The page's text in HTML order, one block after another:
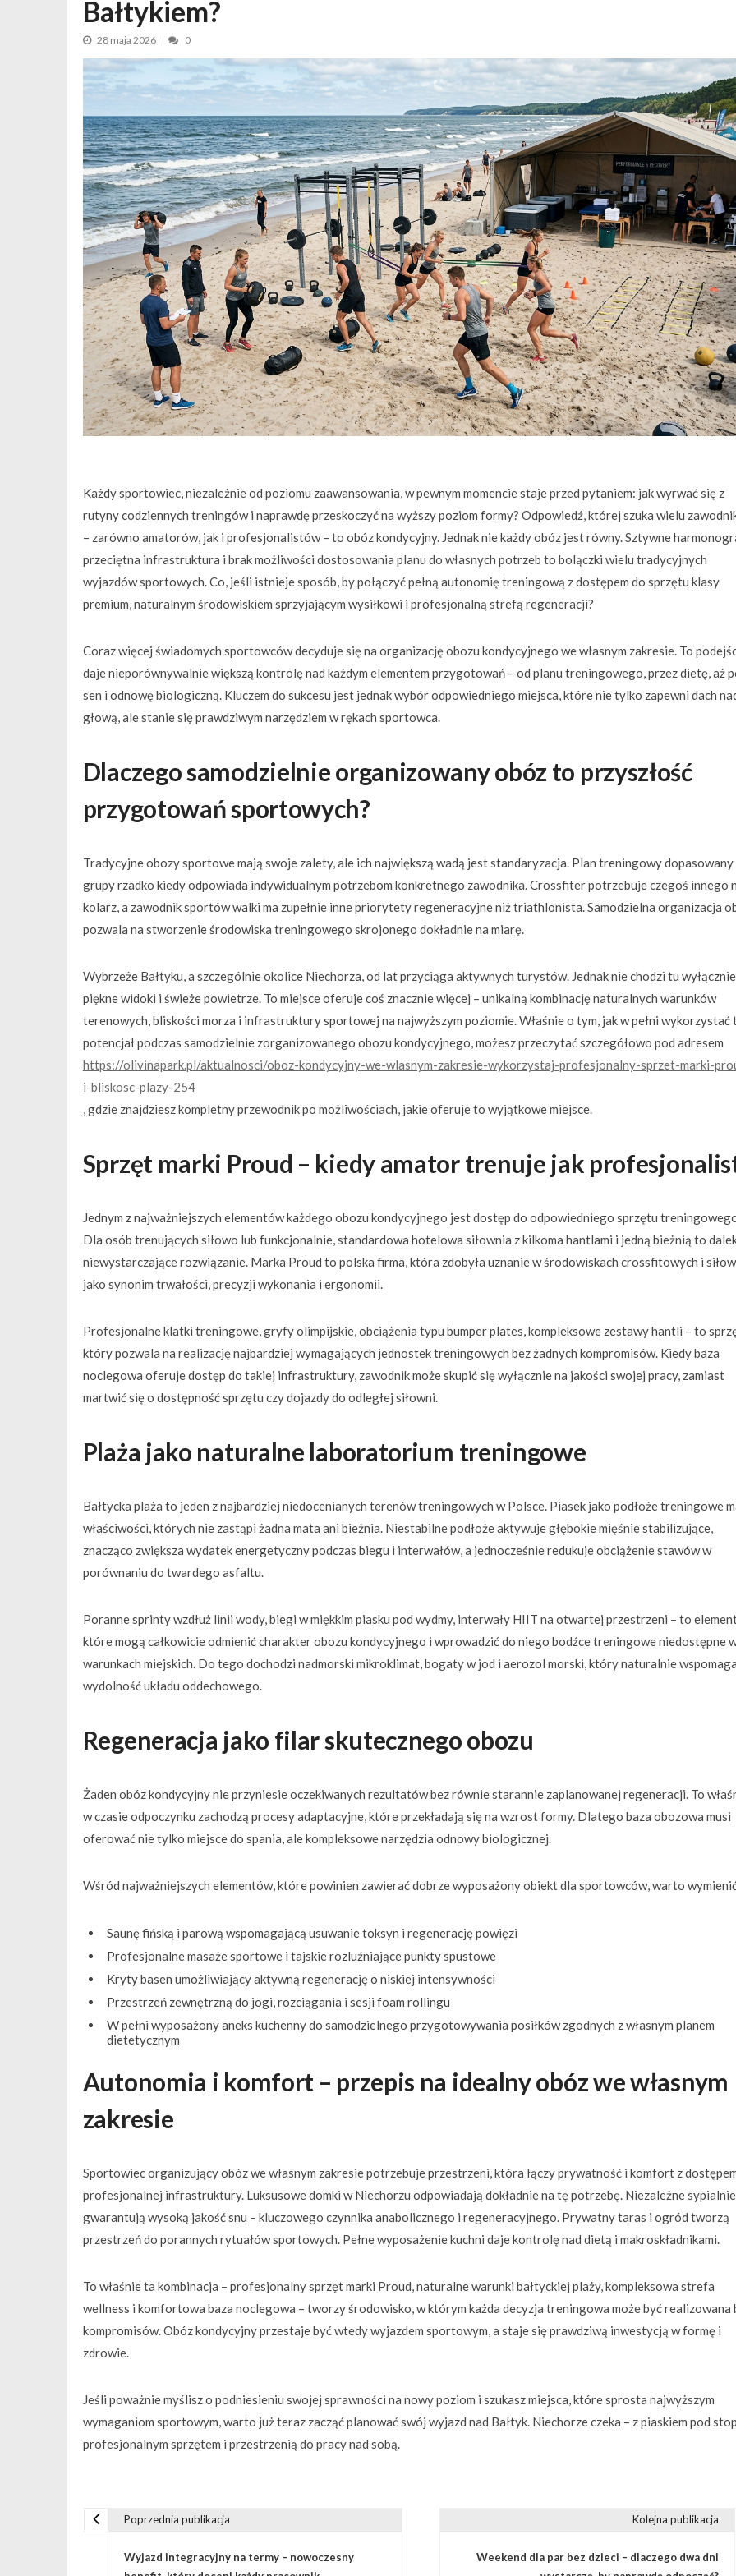
Bałtykiem?
28 maja 2026 0
Każdy sportowiec, niezależnie od poziomu zaawansowania, w pewnym momencie staje przed pytaniem: jak wyrwać się z
rutyny codziennych treningów i naprawdę przeskoczyć na wyższy poziom formy? Odpowiedź, której szuka wielu
– zarówno amatorów, jak i profesjonalistów – to obóz kondycyjny. Jednak nie każdy obóz jest równy. Sztywne
przeciętna infrastruktura i brak możliwości dostosowania planu do własnych potrzeb to bolączki wielu tradycyjnych
wyjazdów sportowych. Co, jeśli istnieje sposób, by połączyć pełną autonomię treningową z dostępem do sprzętu klasy
premium, naturalnym środowiskiem sprzyjającym wysiłkowi i profesjonalną strefą regeneracji?
Coraz więcej świadomych sportowców decyduje się na organizację obozu kondycyjnego we własnym zakresie. To
daje nieporównywalnie większą kontrolę nad każdym elementem przygotowań – od planu treningowego, przez dietę, aż
sen i odnowę biologiczną. Kluczem do sukcesu jest jednak wybór odpowiedniego miejsca, które nie tylko zapewni dach
głową, ale stanie się prawdziwym narzędziem w rękach sportowca.
Dlaczego samodzielnie organizowany obóz to przyszłość
przygotowań sportowych?
Tradycyjne obozy sportowe mają swoje zalety, ale ich największą wadą jest standaryzacja. Plan treningowy dopasowany
grupy rzadko kiedy odpowiada indywidualnym potrzebom konkretnego zawodnika. Crossfiter potrzebuje czegoś innego
kolarz, a zawodnik sportów walki ma zupełnie inne priorytety regeneracyjne niż triathlonista. Samodzielna organizacja
pozwala na stworzenie środowiska treningowego skrojonego dokładnie na miarę.
Wybrzeże Bałtyku, a szczególnie okolice Niechorza, od lat przyciąga aktywnych turystów. Jednak nie chodzi tu
piękne widoki i świeże powietrze. To miejsce oferuje coś znacznie więcej – unikalną kombinację naturalnych warunków
terenowych, bliskości morza i infrastruktury sportowej na najwyższym poziomie. Właśnie o tym, jak w pełni wykorzystać
potencjał podczas samodzielnie zorganizowanego obozu kondycyjnego, możesz przeczytać szczegółowo pod adresem
https://olivinapark.pl/aktualnosci/oboz-kondycyjny-we-wlasnym-zakresie-wykorzystaj-profesjonalny-sprzet-marki-
i-bliskosc-plazy-254
, gdzie znajdziesz kompletny przewodnik po możliwościach, jakie oferuje to wyjątkowe miejsce.
Sprzęt marki Proud – kiedy amator trenuje jak
Jednym z najważniejszych elementów każdego obozu kondycyjnego jest dostęp do odpowiedniego sprzętu
Dla osób trenujących siłowo lub funkcjonalnie, standardowa hotelowa siłownia z kilkoma hantlami i jedną bieżnią to
niewystarczające rozwiązanie. Marka Proud to polska firma, która zdobyła uznanie w środowiskach crossfitowych i
jako synonim trwałości, precyzji wykonania i ergonomii.
Profesjonalne klatki treningowe, gryfy olimpijskie, obciążenia typu bumper plates, kompleksowe zestawy hantli – to
który pozwala na realizację najbardziej wymagających jednostek treningowych bez żadnych kompromisów. Kiedy baza
noclegowa oferuje dostęp do takiej infrastruktury, zawodnik może skupić się wyłącznie na jakości swojej pracy, zamiast
martwić się o dostępność sprzętu czy dojazdy do odległej siłowni.
Plaża jako naturalne laboratorium treningowe
Bałtycka plaża to jeden z najbardziej niedocenianych terenów treningowych w Polsce. Piasek jako podłoże treningowe
właściwości, których nie zastąpi żadna mata ani bieżnia. Niestabilne podłoże aktywuje głębokie mięśnie stabilizujące,
znacząco zwiększa wydatek energetyczny podczas biegu i interwałów, a jednocześnie redukuje obciążenie stawów w
porównaniu do twardego asfaltu.
Poranne sprinty wzdłuż linii wody, biegi w miękkim piasku pod wydmy, interwały HIIT na otwartej przestrzeni – to
które mogą całkowicie odmienić charakter obozu kondycyjnego i wprowadzić do niego bodźce treningowe niedostępne
warunkach miejskich. Do tego dochodzi nadmorski mikroklimat, bogaty w jod i aerozol morski, który naturalnie wspomaga
wydolność układu oddechowego.
Regeneracja jako filar skutecznego obozu
Żaden obóz kondycyjny nie przyniesie oczekiwanych rezultatów bez równie starannie zaplanowanej regeneracji. To
w czasie odpoczynku zachodzą procesy adaptacyjne, które przekładają się na wzrost formy. Dlatego baza obozowa musi
oferować nie tylko miejsce do spania, ale kompleksowe narzędzia odnowy biologicznej.
Wśród najważniejszych elementów, które powinien zawierać dobrze wyposażony obiekt dla sportowców, warto
Saunę fińską i parową wspomagającą usuwanie toksyn i regenerację powięzi
Profesjonalne masaże sportowe i tajskie rozluźniające punkty spustowe
Kryty basen umożliwiający aktywną regenerację o niskiej intensywności
Przestrzeń zewnętrzną do jogi, rozciągania i sesji foam rollingu
W pełni wyposażony aneks kuchenny do samodzielnego przygotowywania posiłków zgodnych z własnym planem
dietetycznym
Autonomia i komfort – przepis na idealny obóz we własnym
zakresie
Sportowiec organizujący obóz we własnym zakresie potrzebuje przestrzeni, która łączy prywatność i komfort z
profesjonalnej infrastruktury. Luksusowe domki w Niechorzu odpowiadają dokładnie na tę potrzebę. Niezależne sypialnie
gwarantują wysoką jakość snu – kluczowego czynnika anabolicznego i regeneracyjnego. Prywatny taras i ogród tworzą
przestrzeń do porannych rytuałów sportowych. Pełne wyposażenie kuchni daje kontrolę nad dietą i makroskładnikami.
To właśnie ta kombinacja – profesjonalny sprzęt marki Proud, naturalne warunki bałtyckiej plaży, kompleksowa strefa
wellness i komfortowa baza noclegowa – tworzy środowisko, w którym każda decyzja treningowa może być realizowana
kompromisów. Obóz kondycyjny przestaje być wtedy wyjazdem sportowym, a staje się prawdziwą inwestycją w formę i
zdrowie.
Jeśli poważnie myślisz o podniesieniu swojej sprawności na nowy poziom i szukasz miejsca, które sprosta najwyższym
wymaganiom sportowym, warto już teraz zacząć planować swój wyjazd nad Bałtyk. Niechorze czeka – z piaskiem pod
profesjonalnym sprzętem i przestrzenią do pracy nad sobą.
Poprzednia publikacja
Wyjazd integracyjny na termy – nowoczesny
Kolejna publikacja
Weekend dla par bez dzieci – dlaczego dwa dni